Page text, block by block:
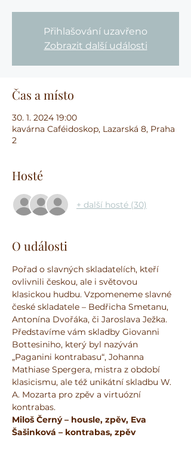
Přihlašování uzavřeno
Zobrazit další události
Čas a místo
30. 1. 2024 19:00
kavárna Caféidoskop, Lazarská 8, Praha
2
Hosté
+ další hosté (30)
O události
Pořad o slavných skladatelích, kteří
ovlivnili českou, ale i světovou
klasickou hudbu. Vzpomeneme slavné
české skladatele – Bedřicha Smetanu,
Antonína Dvořáka, či Jaroslava Ježka.
Představíme vám skladby Giovanni
Bottesiniho, který byl nazýván
„Paganini kontrabasu“, Johanna
Mathiase Spergera, mistra z období
klasicismu, ale též unikátní skladbu W.
A. Mozarta pro zpěv a virtuózní
kontrabas.
Miloš Černý – housle, zpěv, Eva
Šašinková – kontrabas, zpěv